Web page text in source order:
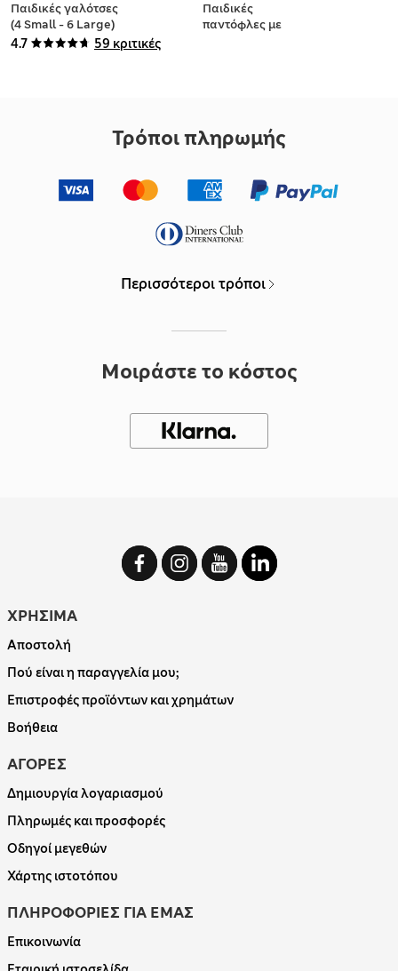
4.7 59 κριτικές
Παιδικές γαλότσες
(4 Small - 6 Large)
Παιδικές
παντόφλες με
Τρόποι πληρωμής
Περισσότεροι τρόποι
Μοιράστε το κόστος
ΧΡΗΣΙΜΑ
Αποστολή
Πού είναι η παραγγελία μου;
Επιστροφές προϊόντων και χρημάτων
Βοήθεια
ΑΓΟΡΕΣ
Δημιουργία λογαριασμού
Πληρωμές και προσφορές
Οδηγοί μεγεθών
Χάρτης ιστοτόπου
ΠΛΗΡΟΦΟΡΙΕΣ ΓΙΑ ΕΜΑΣ
Επικοινωνία